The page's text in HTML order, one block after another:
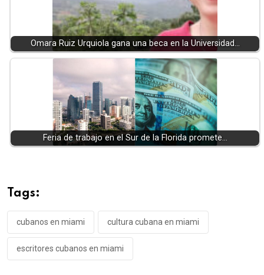
Omara Ruiz Urquiola gana una beca en la Universidad…
Feria de trabajo en el Sur de la Florida promete…
Tags:
cubanos en miami cultura cubana en miami
escritores cubanos en miami